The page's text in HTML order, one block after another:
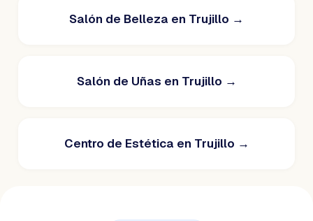
Salón de Belleza en Trujillo →
Salón de Uñas en Trujillo →
Centro de Estética en Trujillo →